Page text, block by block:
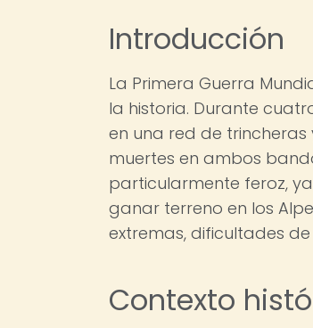
Introducción
La Primera Guerra
la historia. Durante
en una red de trincheras
muertes en ambos
particularmente feroz,
ganar terreno en los
extremas, dificultades
Contexto